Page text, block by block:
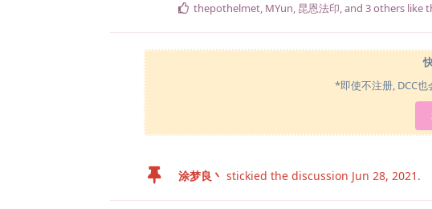
thepothelmet, MYun, 昆恩法印, and 3others like
*即使不注册, DCC
涂梦良丶 stickied the discussion Jun 28, 2021 .